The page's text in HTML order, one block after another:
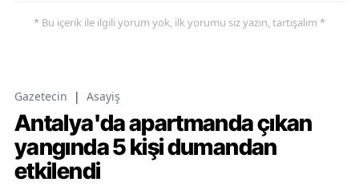
* Bu içerik ile ilgili yorum yok, ilk yorumu siz yazın, tartışalım *
Gazetecin | Asayiş
Antalya'da apartmanda çıkan
yangında 5 kişi dumandan
etkilendi